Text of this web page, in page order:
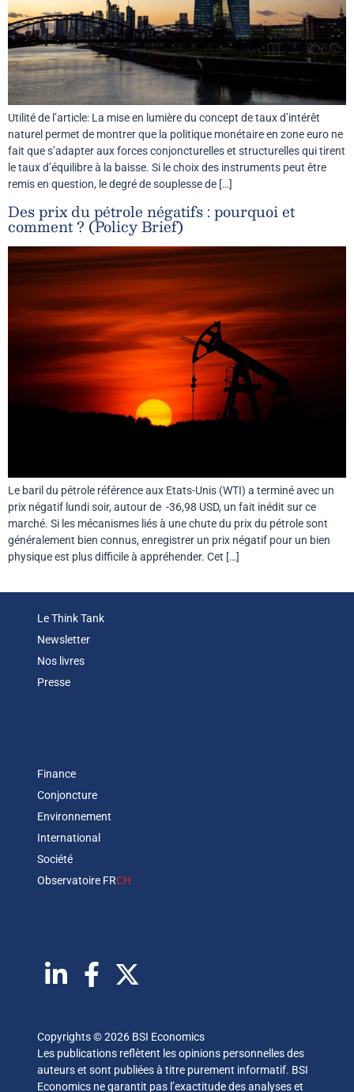
Utilité de l’article: La mise en lumière du concept de taux d’intérêt
naturel permet de montrer que la politique monétaire en zone euro ne
fait que s’adapter aux forces conjoncturelles et structurelles qui tirent
le taux d’équilibre à la baisse. Si le choix des instruments peut être
remis en question, le degré de souplesse de […]
Des prix du pétrole négatifs : pourquoi et
comment ? (Policy Brief)
Le baril du pétrole référence aux Etats-Unis (WTI) a terminé avec un
prix négatif lundi soir, autour de -36,98 USD, un fait inédit sur ce
marché. Si les mécanismes liés à une chute du prix du pétrole sont
généralement bien connus, enregistrer un prix négatif pour un bien
physique est plus difficile à appréhender. Cet […]
Le Think Tank
Newsletter
Nos livres
Presse
Finance
Conjoncture
Environnement
International
Société
Observatoire FRCH
Copyrights © 2026 BSI Economics
Les publications reflètent les opinions personnelles des
auteurs et sont publiées à titre purement informatif. BSI
Economics ne garantit pas l’exactitude des analyses et